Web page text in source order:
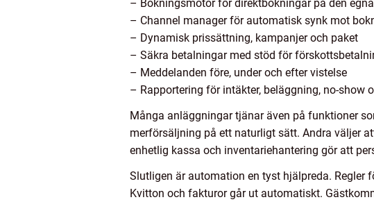
– Bokningsmotor för direktbokningar på den
– Channel manager för automatisk synk mot
– Dynamisk prissättning, kampanjer och paket
– Säkra betalningar med stöd för
– Meddelanden före, under och efter vistelse
– Rapportering för intäkter, beläggning, no-show
Många anläggningar tjänar även på funktioner
merförsäljning på ett naturligt sätt. Andra väljer
enhetlig kassa och inventariehantering gör att
Slutligen är automation en tyst hjälpreda. Regler
Kvitton och fakturor går ut automatiskt.